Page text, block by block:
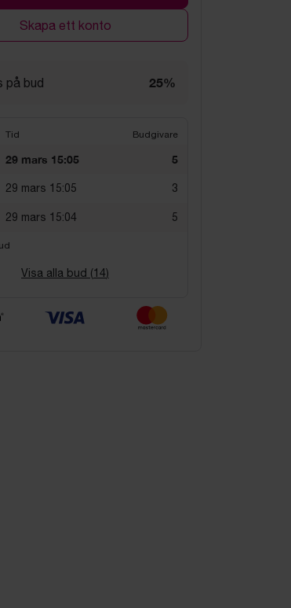
Skapa ett konto
på bud 25%
Tid Budgivare
29 mars 15:05 5
29 mars 15:05 3
29 mars 15:04 5
Visa alla bud (14)